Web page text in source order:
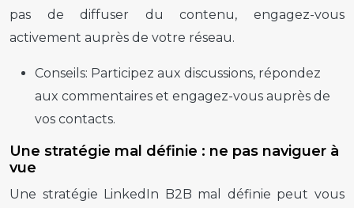
pas de diffuser du contenu, engagez-vous
activement auprès de votre réseau.
Conseils: Participez aux discussions, répondez
aux commentaires et engagez-vous auprès de
vos contacts.
Une stratégie mal définie : ne pas naviguer à
vue
Une stratégie LinkedIn B2B mal définie peut vous